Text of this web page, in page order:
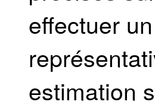
effectuer
estimation